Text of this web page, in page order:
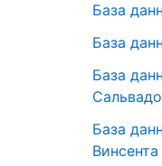
База
База
База
База